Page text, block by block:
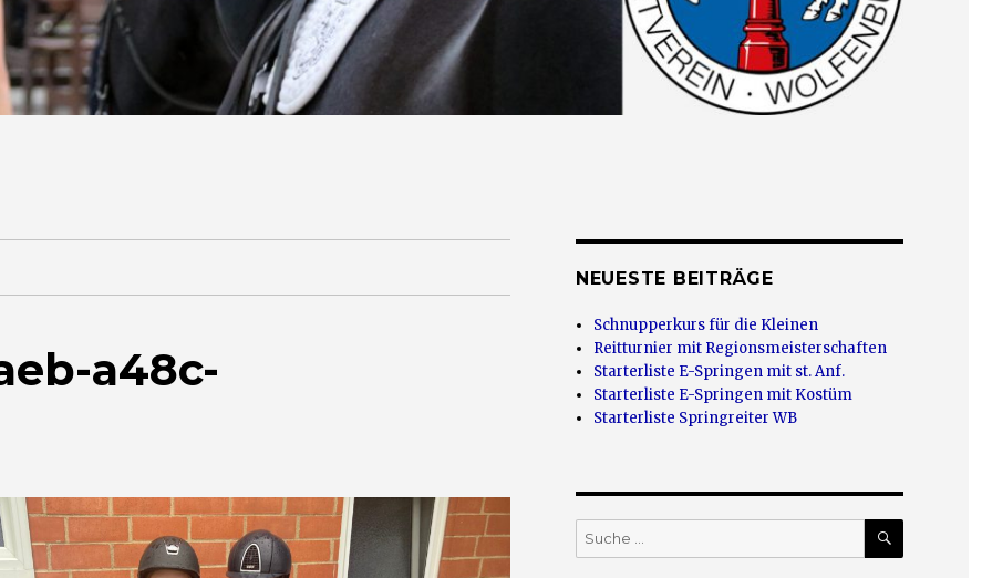
a48c-
NEUESTE BEITRÄGE
Schnupperkurs für die Kleinen
Reitturnier mit Regionsmeisterschaften
Starterliste E-Springen mit st. Anf.
Starterliste E-Springen mit Kostüm
Starterliste Springreiter WB
Suche
nach:
SUCHEN